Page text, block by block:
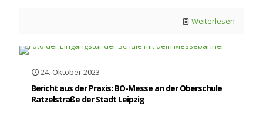
Weiterlesen
24. Oktober 2023
Bericht aus der Praxis: BO-Messe an der Oberschule
Ratzelstraße der Stadt Leipzig